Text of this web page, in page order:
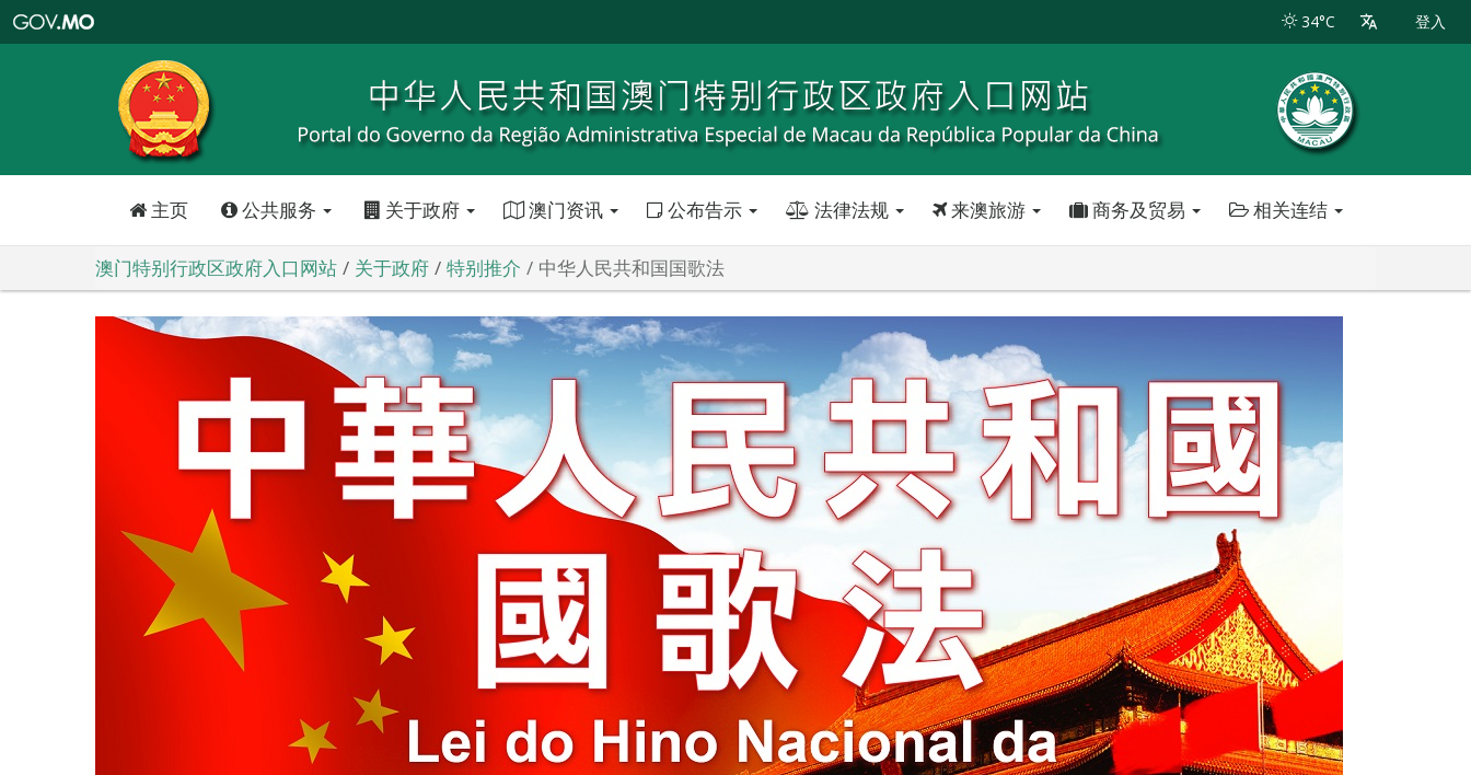
特
政
区
政
口
34°C 登入
主页 公共服务 关于政府 澳门资讯 公布告示 法律法规 来澳旅游 商务及贸易 相关连结
澳门特别行政区政府入口网站 关于政府 特别推介 中华人民共和国国歌法